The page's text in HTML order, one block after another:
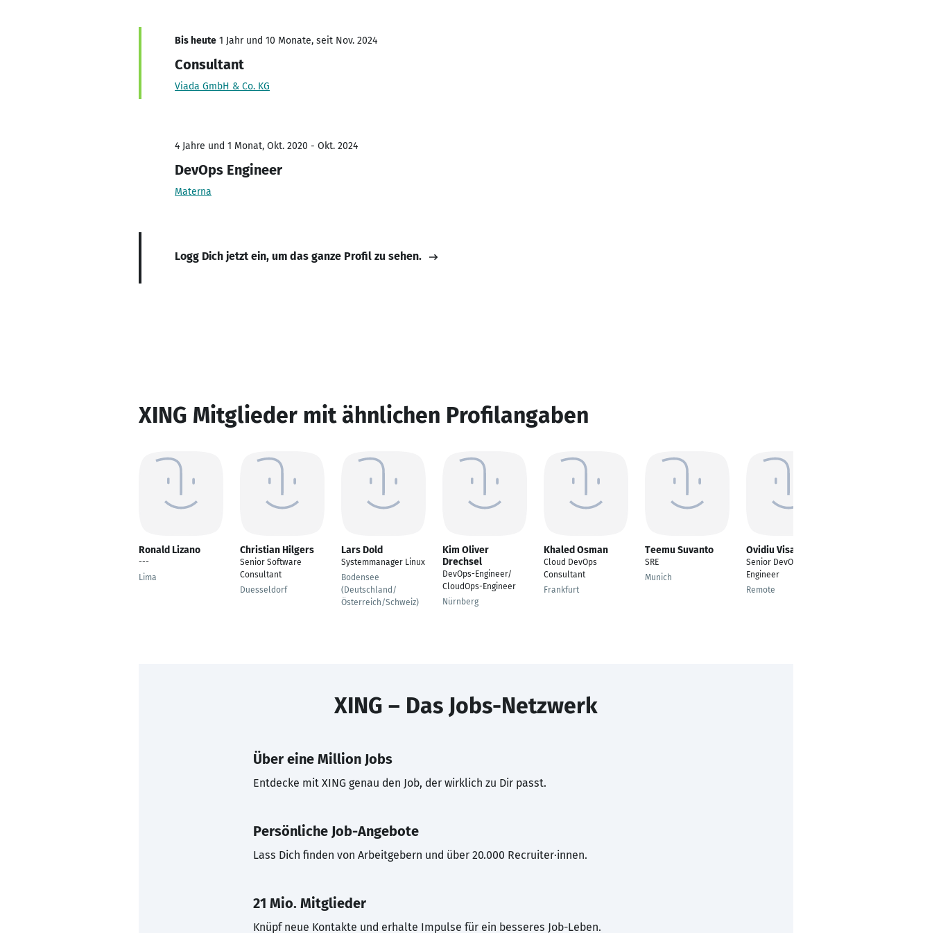
Bis heute 1 Jahr und 10 Monate, seit Nov. 2024
Consultant
Viada GmbH & Co. KG
4 Jahre und 1 Monat, Okt. 2020 - Okt. 2024
DevOps Engineer
Materna
Logg Dich jetzt ein, um das ganze Profil zu sehen.
XING Mitglieder mit ähnlichen Profilangaben
Ronald Lizano
---
Lima
Christian Hilgers
Senior Software
Consultant
Duesseldorf
Lars Dold
Systemmanager Linux
Bodensee
(Deutschland/
Österreich/Schweiz)
Kim Oliver
Drechsel
DevOps-Engineer/
CloudOps-Engineer
Nürnberg
Khaled Osman
Cloud DevOps
Consultant
Frankfurt
Teemu Suvanto
SRE
Munich
Ovidiu Visan
Senior DevOps
Engineer
Remote
XING – Das Jobs-Netzwerk
Über eine Million Jobs
Entdecke mit XING genau den Job, der wirklich zu Dir passt.
Persönliche Job-Angebote
Lass Dich finden von Arbeitgebern und über 20.000 Recruiter·innen.
21 Mio. Mitglieder
Knüpf neue Kontakte und erhalte Impulse für ein besseres Job-Leben.